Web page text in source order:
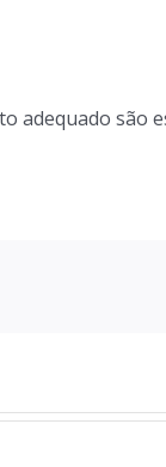
adequado são